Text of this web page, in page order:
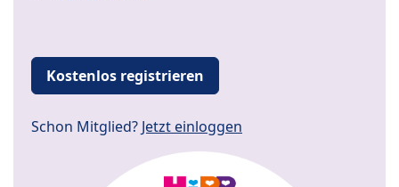
Kostenlos registrieren
Schon Mitglied? Jetzt einloggen